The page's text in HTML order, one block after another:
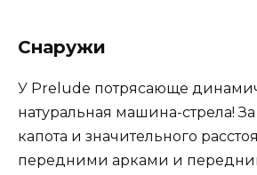
Снаружи
У Prelude потрясающе
натуральная машина-стрела!
капота и значительного
передними арками и